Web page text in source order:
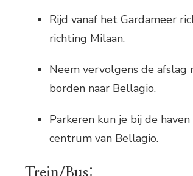
Rijd vanaf het Gardameer
richting Milaan.
Neem vervolgens de afslag
borden naar Bellagio.
Parkeren kun je bij de
centrum van Bellagio.
Trein/Bus: